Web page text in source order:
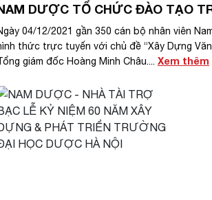
DƯỢC TỔ CHỨC ĐÀO TẠO
04/12/2021 gần 350 cán bộ nhân viên
thức trực tuyến với chủ đề “Xây Dựng
giám đốc Hoàng Minh Châu.... Xem thêm